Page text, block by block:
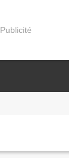
Publicité